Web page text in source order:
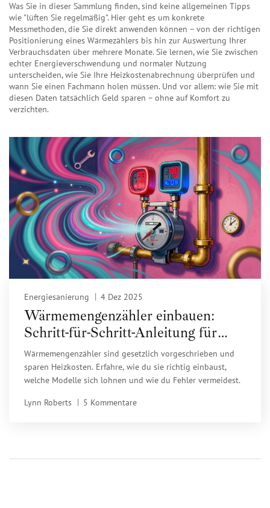
Was Sie in dieser Sammlung finden, sind keine allgemeinen Tipps
wie "lüften Sie regelmäßig". Hier geht es um konkrete
Messmethoden, die Sie direkt anwenden können – von der richtigen
Positionierung eines Wärmezählers bis hin zur Auswertung Ihrer
Verbrauchsdaten über mehrere Monate. Sie lernen, wie Sie zwischen
echter Energieverschwendung und normaler Nutzung
unterscheiden, wie Sie Ihre Heizkostenabrechnung überprüfen und
wann Sie einen Fachmann holen müssen. Und vor allem: wie Sie mit
diesen Daten tatsächlich Geld sparen – ohne auf Komfort zu
verzichten.
Energiesanierung 4 Dez 2025
Wärmemengenzähler einbauen:
Schritt-für-Schritt-Anleitung für
präzises Heizenergie-Monitoring
Wärmemengenzähler sind gesetzlich vorgeschrieben und
sparen Heizkosten. Erfahre, wie du sie richtig einbaust,
welche Modelle sich lohnen und wie du Fehler vermeidest.
Lynn Roberts 5 Kommentare